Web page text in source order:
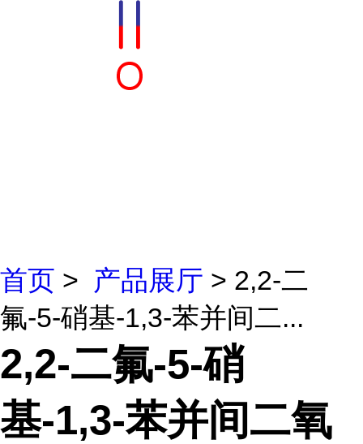
首页 > 产品展厅 > 2,2-二
氟-5-硝基-1,3-苯并间二...
2,2-二氟-5-硝
基-1,3-苯并间二氧